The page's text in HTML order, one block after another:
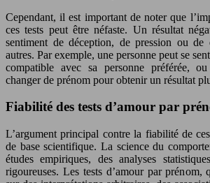
Cependant, il est important de noter que
ces tests peut être néfaste. Un résultat
sentiment de déception, de pression ou de
autres. Par exemple, une personne peut se
compatible avec sa personne préférée,
changer de prénom pour obtenir un résultat
Fiabilité des tests d’amour par
L’argument principal contre la fiabilité de
de base scientifique. La science du
études empiriques, des analyses
rigoureuses. Les tests d’amour par prénom,